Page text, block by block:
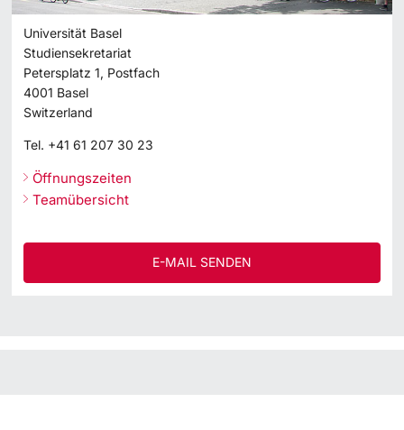
Universität Basel
Studiensekretariat
Petersplatz 1, Postfach
4001 Basel
Switzerland
Tel. +41 61 207 30 23
Öffnungszeiten
Teamübersicht
E-MAIL SENDEN